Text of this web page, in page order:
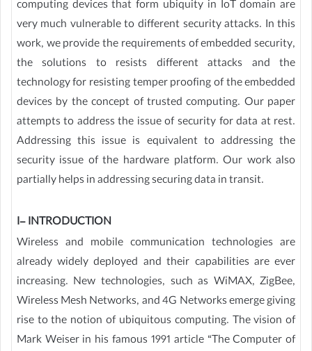
computing devices that form ubiquity in IoT domain are
very much vulnerable to different security attacks. In this
work, we provide the requirements of embedded security,
the solutions to resists different attacks and the
technology for resisting temper proofing of the embedded
devices by the concept of trusted computing. Our paper
attempts to address the issue of security for data at rest.
Addressing this issue is equivalent to addressing the
security issue of the hardware platform. Our work also
partially helps in addressing securing data in transit.
I- INTRODUCTION
Wireless and mobile communication technologies are
already widely deployed and their capabilities are ever
increasing. New technologies, such as WiMAX, ZigBee,
Wireless Mesh Networks, and 4G Networks emerge giving
rise to the notion of ubiquitous computing. The vision of
Mark Weiser in his famous 1991 article “The Computer of